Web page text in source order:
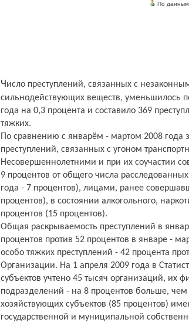
По данным
Число преступлений, связанных с незаконным оборотом наркотиков, психотропных и
сильнодействующих веществ, уменьшилось
года на 0,3 процента и составило 369
тяжких.
По сравнению с январём - мартом 2008 года
преступлений, связанных с угоном
Несовершеннолетними и при их соучастии
9 процентов от общего числа
года - 7 процентов), лицами, ранее
процентов), в состоянии алкогольного,
процентов (15 процентов).
Общая раскрываемость преступлений в
процентов против 52 процентов в январе -
особо тяжких преступлений - 42 процента
Организации. На 1 апреля 2009 года в
субъектов учтено 45 тысяч организаций, их
подразделений - на 8 процентов больше,
хозяйствующих субъектов (85 процентов)
государственной и муниципальной